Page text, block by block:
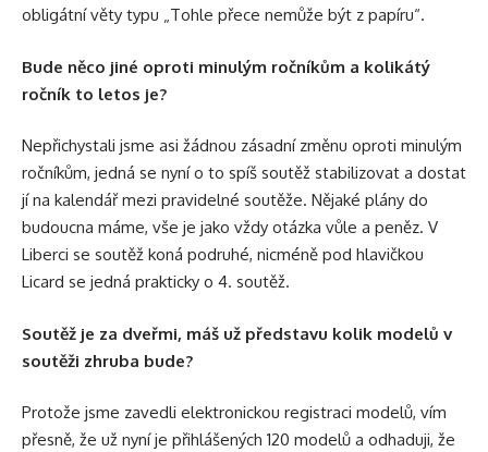
obligátní věty typu „Tohle přece nemůže být z papíru“.
Bude něco jiné oproti minulým ročníkům a kolikátý
ročník to letos je?
Nepřichystali jsme asi žádnou zásadní změnu oproti minulým
ročníkům, jedná se nyní o to spíš soutěž stabilizovat a dostat
jí na kalendář mezi pravidelné soutěže. Nějaké plány do
budoucna máme, vše je jako vždy otázka vůle a peněz. V
Liberci se soutěž koná podruhé, nicméně pod hlavičkou
Licard se jedná prakticky o 4. soutěž.
Soutěž je za dveřmi, máš už představu kolik modelů v
soutěži zhruba bude?
Protože jsme zavedli elektronickou registraci modelů, vím
přesně, že už nyní je přihlášených 120 modelů a odhaduji, že